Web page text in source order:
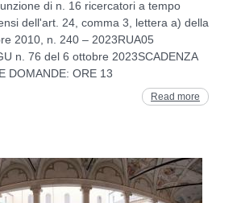
di n. 16 ricercatori a tempo
dell'art. 24, comma 3, lettera a) della
2010, n. 240 – 2023RUA05
n. 76 del 6 ottobre 2023SCADENZA
DOMANDE: ORE 13
Read more